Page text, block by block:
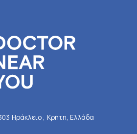
Ηράκλειο , Κρήτη, Ελλάδα